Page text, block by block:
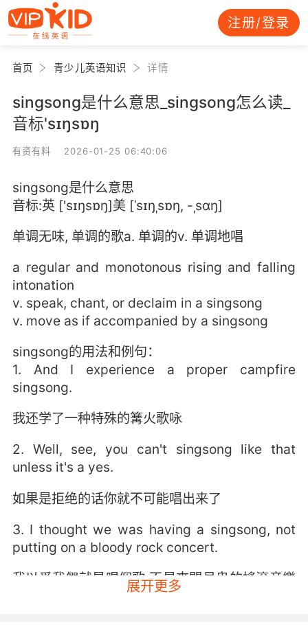
注册/登录
首页 青少儿英语知识 详情
singsong是什么意思_singsong怎么读_
音标'sɪŋsɒŋ
有资有料 2026-01-25 06:40:06
singsong是什么意思
音标:英 ['sɪŋsɒŋ]美 [ˈsɪŋˌsɒŋ, -ˌsɑŋ]
单调无味, 单调的歌a. 单调的v. 单调地唱
a regular and monotonous rising and falling
intonation
v. speak, chant, or declaim in a singsong
v. move as if accompanied by a singsong
singsong的用法和例句：
1. And I experience a proper campfire
singsong.
我还学了一种特殊的篝火歌咏
2. Well, see, you can't singsong like that
unless it's a yes.
如果是拒绝的话你就不可能唱出来了
3. I thought we was having a singsong, not
putting on a bloody rock concert.
我以爲我們就是唱個歌 不是來開見鬼的搖滾音樂
展开更多